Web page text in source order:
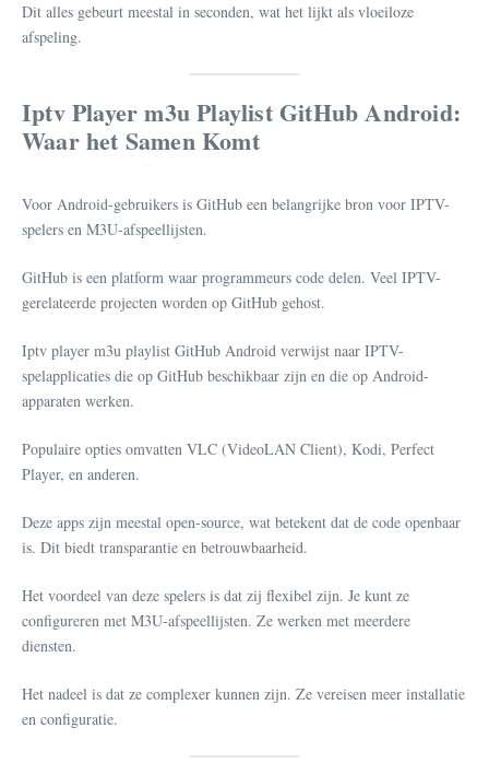
Dit alles gebeurt meestal in seconden, wat het lijkt als vloeiloze
afspeling.
Iptv Player m3u Playlist GitHub Android:
Waar het Samen Komt
Voor Android-gebruikers is GitHub een belangrijke bron voor IPTV-
spelers en M3U-afspeellijsten.
GitHub is een platform waar programmeurs code delen. Veel IPTV-
gerelateerde projecten worden op GitHub gehost.
Iptv player m3u playlist GitHub Android verwijst naar IPTV-
spelapplicaties die op GitHub beschikbaar zijn en die op Android-
apparaten werken.
Populaire opties omvatten VLC (VideoLAN Client), Kodi, Perfect
Player, en anderen.
Deze apps zijn meestal open-source, wat betekent dat de code openbaar
is. Dit biedt transparantie en betrouwbaarheid.
Het voordeel van deze spelers is dat zij flexibel zijn. Je kunt ze
configureren met M3U-afspeellijsten. Ze werken met meerdere
diensten.
Het nadeel is dat ze complexer kunnen zijn. Ze vereisen meer installatie
en configuratie.